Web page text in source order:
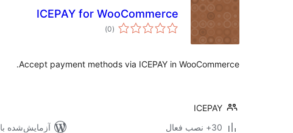
ICEPAY for WooCommerce
(0 مجموع
امتیازها
)
Accept payment methods via ICEPAY in WooCommerce.
ICEPAY
30+ نصب فعال
آزمایش‌شده با 7.0.3